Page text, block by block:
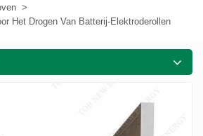
>
Het Drogen Van Batterij-Elektroderollen